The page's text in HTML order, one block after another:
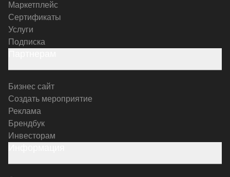
Маркетплейс
Сертификаты
Услуги
Подписка
Бизнес сайт
Создать мероприятие
Реклама
Брендбук
Инвесторам